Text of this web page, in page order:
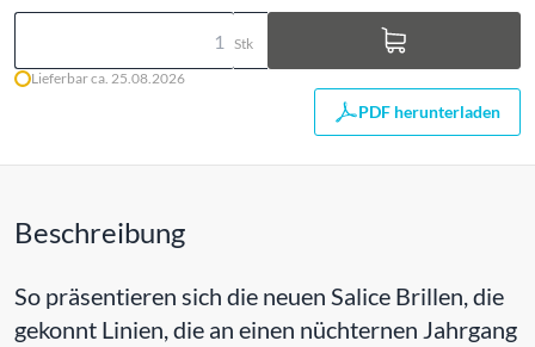
Stk
Lieferbar ca. 25.08.2026
PDF herunterladen
Beschreibung
So präsentieren sich die neuen Salice Brillen, die
gekonnt Linien, die an einen nüchternen Jahrgang